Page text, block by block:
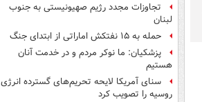
تجاوزات مجدد رژیم صهیونیستی به جنوب
لبنان
حمله به ۱۵ نفتکش‌ اماراتی از ابتدای جنگ
پزشکیان: ما نوکر مردم و در خدمت آنان
هستیم
سنای آمریکا لایحه تحریم‌های گسترده انرژی
روسیه را تصویب کرد